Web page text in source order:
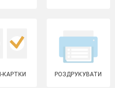
КАРТКИ РОЗДРУКУВАТИ